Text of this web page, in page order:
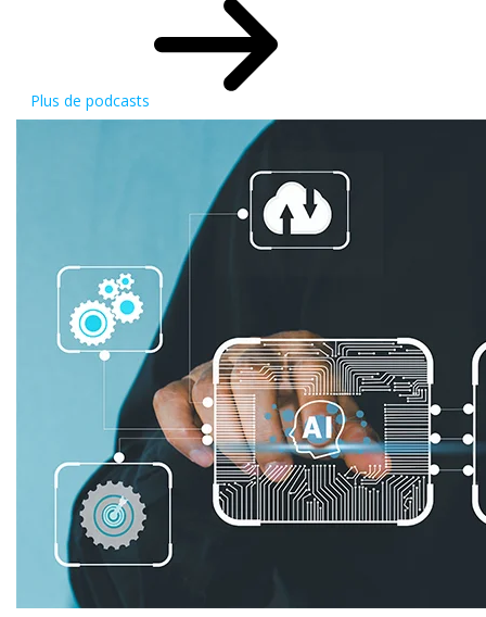
Plus de podcasts